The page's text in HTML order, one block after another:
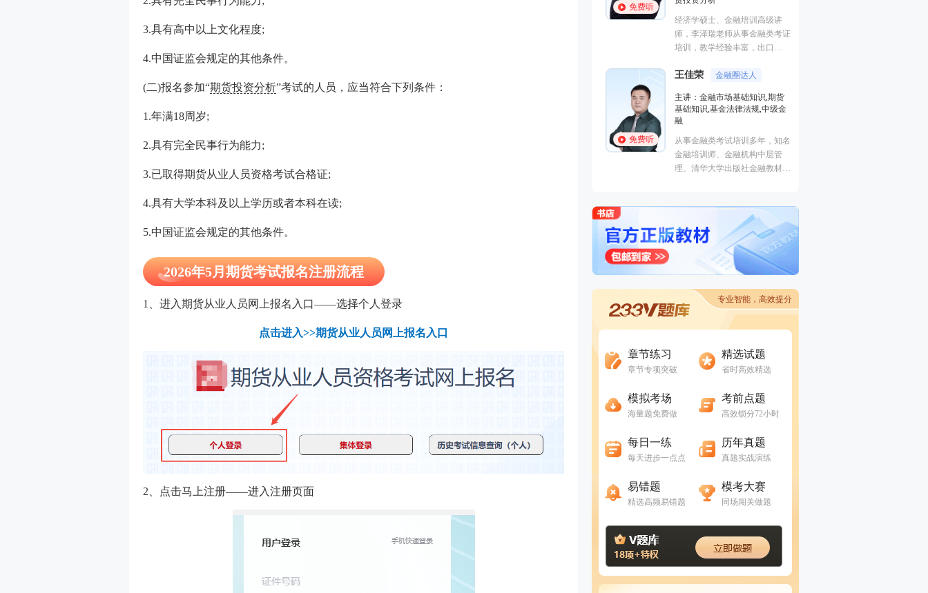
3.具有高中以上文化程度;
4.中国证监会规定的其他条件。
(二)报名参加“期货投资分析”考试的人员，应当符合下列条件：
1.年满18周岁;
2.具有完全民事行为能力;
3.已取得期货从业人员资格考试合格证;
4.具有大学本科及以上学历或者本科在读;
5.中国证监会规定的其他条件。
2026年5月期货考试报名注册流程
1、进入期货从业人员网上报名入口——选择个人登录
点击进入>>期货从业人员网上报名入口
2、点击马上注册——进入注册页面
免费听
经济学硕士、金融培训高级讲
师，李泽瑞老师从事金融类考证
培训，教学经验丰富，出口
能的很有个人风格的老师，江湖
外弟子。
免费听
王佳荣 金融圈达人
主讲：金融市场基础知识,期货
基础知识,基金法律法规,中级金
融
从事金融类考试培训多年，知名
金融培训师、金融机构中层管
理、清华大学出版社金融教材副
的“一哥”。
专业智能，高效提分
章节练习
章节专项突破
精选试题
省时高效精选
模拟考场
海量题免费做
考前点题
高效锁分72小时
每日一练
每天进步一点点
历年真题
真题实战演练
易错题
精选高频易错题
模考大赛
同场闯关做题